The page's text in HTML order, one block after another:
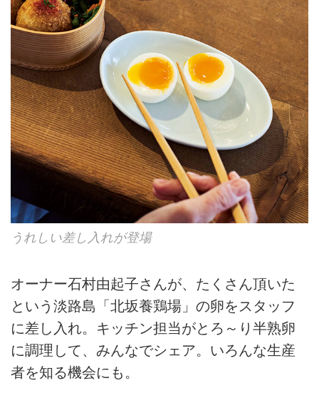
うれしい差し入れが登場
オーナー石村由起子さんが、たくさん頂いた
という淡路島「北坂養鶏場」の卵をスタッフ
に差し入れ。キッチン担当がとろ～り半熟卵
に調理して、みんなでシェア。いろんな生産
者を知る機会にも。